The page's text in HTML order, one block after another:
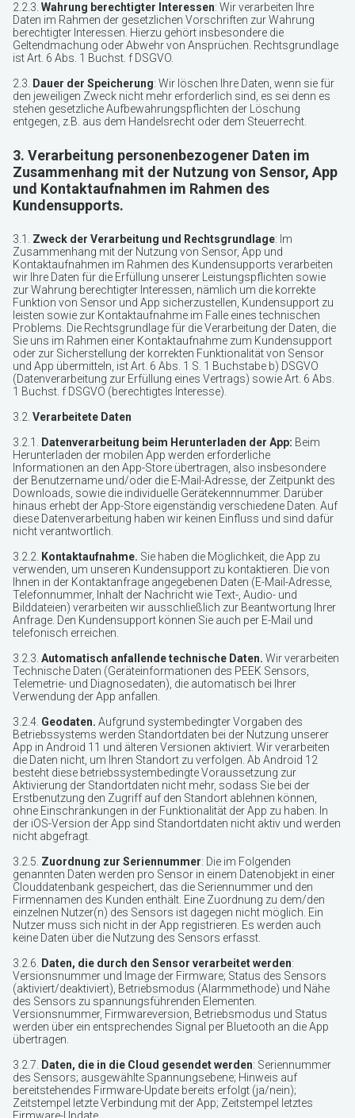
2.2.3. Wahrung berechtigter Interessen: Wir verarbeiten Ihre
Daten im Rahmen der gesetzlichen Vorschriften zur Wahrung
berechtigter Interessen. Hierzu gehört insbesondere die
Geltendmachung oder Abwehr von Ansprüchen. Rechtsgrundlage
ist Art. 6 Abs. 1 Buchst. f DSGVO.
2.3.
Dauer der Speicherung: Wir löschen Ihre Daten, wenn sie für
den jeweiligen Zweck nicht mehr erforderlich sind, es sei denn es
stehen gesetzliche Aufbewahrungspflichten der Löschung
entgegen, z.B. aus dem Handelsrecht oder dem Steuerrecht.
3. Verarbeitung personenbezogener Daten im
Zusammenhang mit der Nutzung von Sensor, App
und Kontaktaufnahmen im Rahmen des
Kundensupports.
3.1. Zweck der Verarbeitung und Rechtsgrundlage: Im
Zusammenhang mit der Nutzung von Sensor, App und
Kontaktaufnahmen im Rahmen des Kundensupports verarbeiten
wir Ihre Daten für die Erfüllung unserer Leistungspflichten sowie
zur Wahrung berechtigter Interessen, nämlich um die korrekte
Funktion von Sensor und App sicherzustellen, Kundensupport zu
leisten sowie zur Kontaktaufnahme im Falle eines technischen
Problems. Die Rechtsgrundlage für die Verarbeitung der Daten, die
Sie uns im Rahmen einer Kontaktaufnahme zum Kundensupport
oder zur Sicherstellung der korrekten Funktionalität von Sensor
und App übermitteln, ist Art. 6 Abs. 1 S. 1 Buchstabe b) DSGVO
(Datenverarbeitung zur Erfüllung eines Vertrags) sowie Art. 6 Abs.
1 Buchst. f DSGVO (berechtigtes Interesse).
3.2. Verarbeitete Daten
3.2.1.
Datenverarbeitung beim Herunterladen der App: Beim
Herunterladen der mobilen App werden erforderliche
Informationen an den App-Store übertragen, also insbesondere
der Benutzername und/oder die E-Mail-Adresse, der Zeitpunkt des
Downloads, sowie die individuelle Gerätekennnummer. Darüber
hinaus erhebt der App-Store eigenständig verschiedene Daten. Auf
diese Datenverarbeitung haben wir keinen Einfluss und sind dafür
nicht verantwortlich.
3.2.2.
Kontaktaufnahme. Sie haben die Möglichkeit, die App zu
verwenden, um unseren Kundensupport zu kontaktieren. Die von
Ihnen in der Kontaktanfrage angegebenen Daten (E-Mail-Adresse,
Telefonnummer, Inhalt der Nachricht wie Text-, Audio- und
Bilddateien) verarbeiten wir ausschließlich zur Beantwortung Ihrer
Anfrage. Den Kundensupport können Sie auch per E-Mail und
telefonisch erreichen.
3.2.3. Automatisch anfallende technische Daten. Wir verarbeiten
Technische Daten (Geräteinformationen des PEEK Sensors,
Telemetrie- und Diagnosedaten), die automatisch bei Ihrer
Verwendung der App anfallen.
3.2.4. Geodaten. Aufgrund systembedingter Vorgaben des
Betriebssystems werden Standortdaten bei der Nutzung unserer
App in Android 11 und älteren Versionen aktiviert. Wir verarbeiten
die Daten nicht, um Ihren Standort zu verfolgen. Ab Android 12
besteht diese betriebssystembedingte Voraussetzung zur
Aktivierung der Standortdaten nicht mehr, sodass Sie bei der
Erstbenutzung den Zugriff auf den Standort ablehnen können,
ohne Einschränkungen in der Funktionalität der App zu haben. In
der iOS-Version der App sind Standortdaten nicht aktiv und werden
nicht abgefragt.
3.2.5. Zuordnung zur Seriennummer: Die im Folgenden
genannten Daten werden pro Sensor in einem Datenobjekt in einer
Clouddatenbank gespeichert, das die Seriennummer und den
Firmennamen des Kunden enthält. Eine Zuordnung zu dem/den
einzelnen Nutzer(n) des Sensors ist dagegen nicht möglich. Ein
Nutzer muss sich nicht in der App registrieren. Es werden auch
keine Daten über die Nutzung des Sensors erfasst.
3.2.6.
Daten, die durch den Sensor verarbeitet werden:
Versionsnummer und Image der Firmware; Status des Sensors
(aktiviert/deaktiviert), Betriebsmodus (Alarmmethode) und Nähe
des Sensors zu spannungsführenden Elementen.
Versionsnummer, Firmwareversion, Betriebsmodus und Status
werden über ein entsprechendes Signal per Bluetooth an die App
übertragen.
3.2.7.
Daten, die in die Cloud gesendet werden: Seriennummer
des Sensors; ausgewählte Spannungsebene; Hinweis auf
bereitstehendes Firmware-Update bereits erfolgt (ja/nein);
Zeitstempel letzte Verbindung mit der App; Zeitstempel letztes